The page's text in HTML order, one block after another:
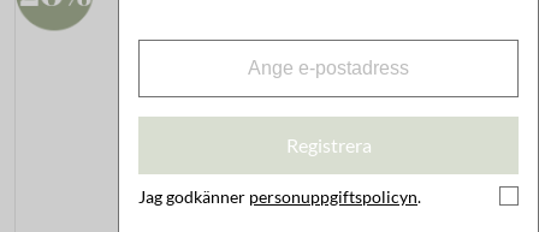
Registrera
Jag godkänner personuppgiftspolicyn.